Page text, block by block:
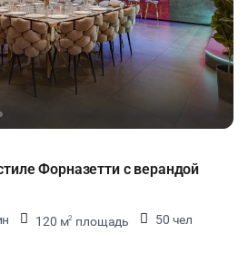
Форназетти с верандой
120 м2 площадь
50 чел